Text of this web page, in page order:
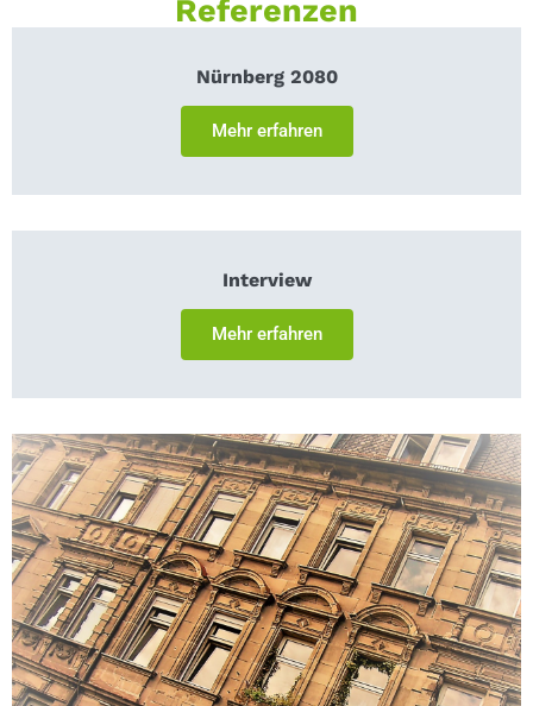
Referenzen
Nürnberg 2080
Mehr erfahren
Interview
Mehr erfahren